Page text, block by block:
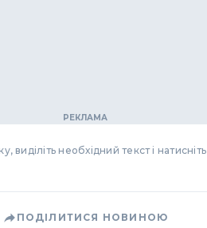
необхідний текст і натисніть
ПОДІЛИТИСЯ НОВИНОЮ